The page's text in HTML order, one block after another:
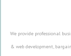
We provide professional
& web development,